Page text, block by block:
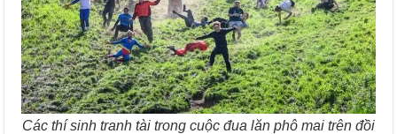
Các thí sinh tranh tài trong cuộc đua lăn phô mai trên đồi